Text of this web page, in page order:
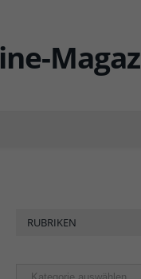
RUBRIKEN
Rubriken